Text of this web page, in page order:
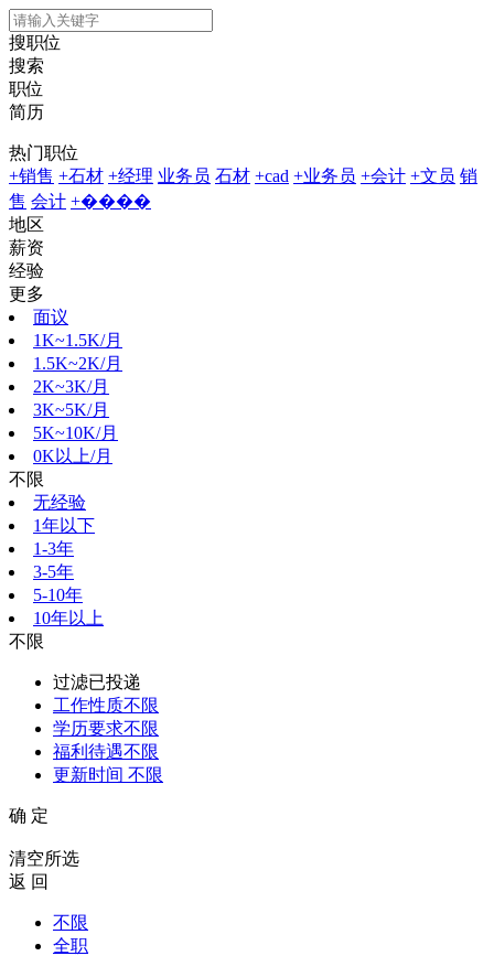
搜职位
搜索
职位
简历
热门职位
+销售 +石材 +经理 业务员 石材 +cad +业务员 +会计 +文员 销
售 会计 +����
地区
薪资
经验
更多
面议
1K~1.5K/月
1.5K~2K/月
2K~3K/月
3K~5K/月
5K~10K/月
0K以上/月
不限
无经验
1年以下
1-3年
3-5年
5-10年
10年以上
不限
过滤已投递
工作性质不限
学历要求不限
福利待遇不限
更新时间 不限
确 定
清空所选
返 回
不限
全职